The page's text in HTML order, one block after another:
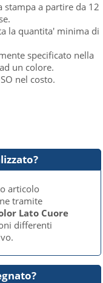
stampa a partire da 12
la quantita' minima di
specificato nella
un colore.
nel costo.
articolo
tramite
Lato Cuore
differenti